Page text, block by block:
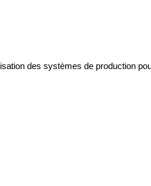
des systèmes de production